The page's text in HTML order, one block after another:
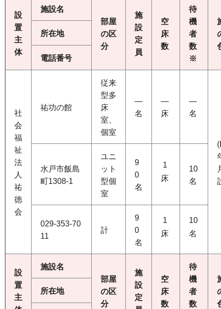
設
置
主
体
施設名
部屋
の区
分
施
設
定
員
空
床
数
待
機
者
数
※
所在地
電話番号
社
会
福
祉
法
人
祐
徳
会
祐功の館
従来
型多
床
室、
個室
―
名
―
床
―
名
水戸市飯島
町1308-1
ユニ
ット
型個
室
9
0
名
1
床
10
名
029-353-70
11
計
9
0
名
1
床
10
名
設
置
主
施設名
部屋
の区
分
施
設
定
空
床
数
待
機
者
数
所在地